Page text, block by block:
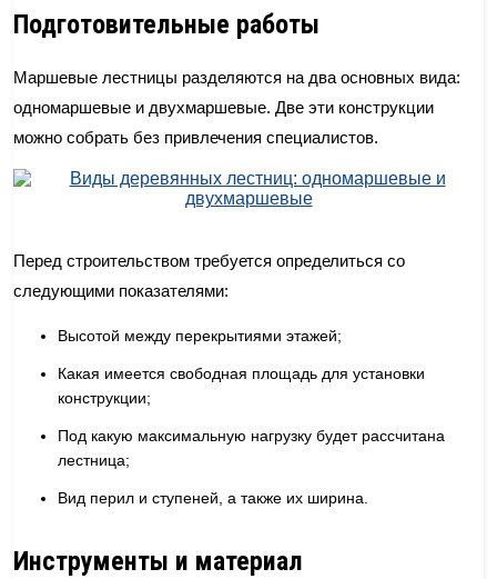
Подготовительные работы
Маршевые лестницы разделяются на два основных вида:
одномаршевые и двухмаршевые. Две эти конструкции
можно собрать без привлечения специалистов.
Перед строительством требуется определиться со
следующими показателями:
Высотой между перекрытиями этажей;
Какая имеется свободная площадь для установки
конструкции;
Под какую максимальную нагрузку будет рассчитана
лестница;
Вид перил и ступеней, а также их ширина.
Инструменты и материал